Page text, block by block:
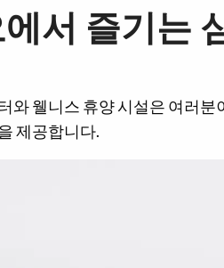
서 즐기는
와 웰니스 휴양 시설은 여러
제공합니다.